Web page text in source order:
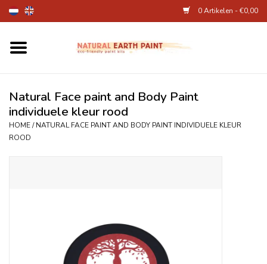
0 Artikelen - €0,00
Kunstenaarsbenodigdheden
Natuurlijke kinderverf
Andere kunstbenodigdheden
Natural Face paint and Body Paint
individuele kleur rood
HOME/NATURAL FACE PAINT AND BODY PAINT INDIVIDUELE KLEUR
ROOD